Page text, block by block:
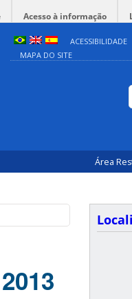
Acesso à informação
ACESSIBILIDADE
MAPA DO SITE
Área